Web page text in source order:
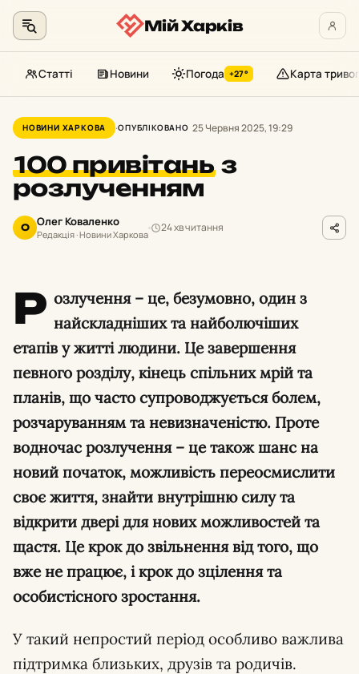
до
контенту
Мій Харків
Статті Новини Погода +27° Карта тривог
НОВИНИ ХАРКОВА ОПУБЛІКОВАНО 25 Червня 2025, 19:29
100 привітань з
розлученням
О Олег Коваленко
Редакція · Новини Харкова
24 хв читання
Р озлучення – це, безумовно, один з
найскладніших та найболючіших
етапів у житті людини. Це завершення
певного розділу, кінець спільних мрій та
планів, що часто супроводжується болем,
розчаруванням та невизначеністю. Проте
водночас розлучення – це також шанс на
новий початок, можливість переосмислити
своє життя, знайти внутрішню силу та
відкрити двері для нових можливостей та
щастя. Це крок до звільнення від того, що
вже не працює, і крок до зцілення та
особистісного зростання.
У такий непростий період особливо важлива
підтримка близьких, друзів та родичів.